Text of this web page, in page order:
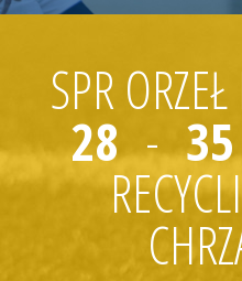
SPR
28 - 35